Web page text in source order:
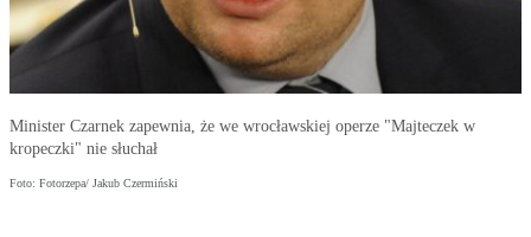
Minister Czarnek zapewnia, że we wrocławskiej operze "Majteczek w
kropeczki" nie słuchał
Foto: Fotorzepa/ Jakub Czermiński